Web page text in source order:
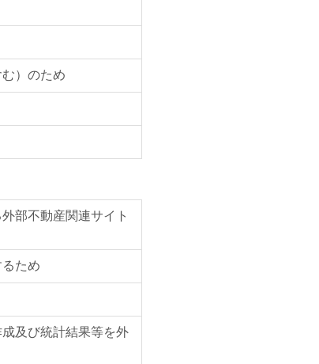
）のため
部不動産関連サイト
ため
及び統計結果等を外